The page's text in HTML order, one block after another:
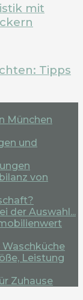
mit
Tipps
München
und
von
der Auswahl...
Leistung
Zuhause